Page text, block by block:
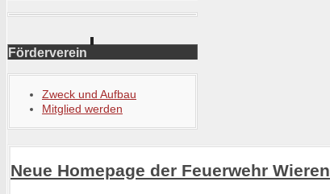
Förderverein
Zweck und Aufbau
Mitglied werden
Neue Homepage der Feuerwehr Wieren